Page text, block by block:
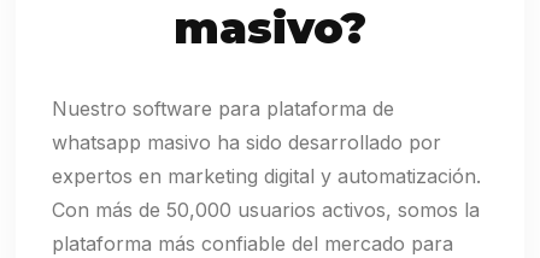
masivo?
Nuestro software para plataforma de
whatsapp masivo ha sido desarrollado por
expertos en marketing digital y automatización.
Con más de 50,000 usuarios activos, somos la
plataforma más confiable del mercado para